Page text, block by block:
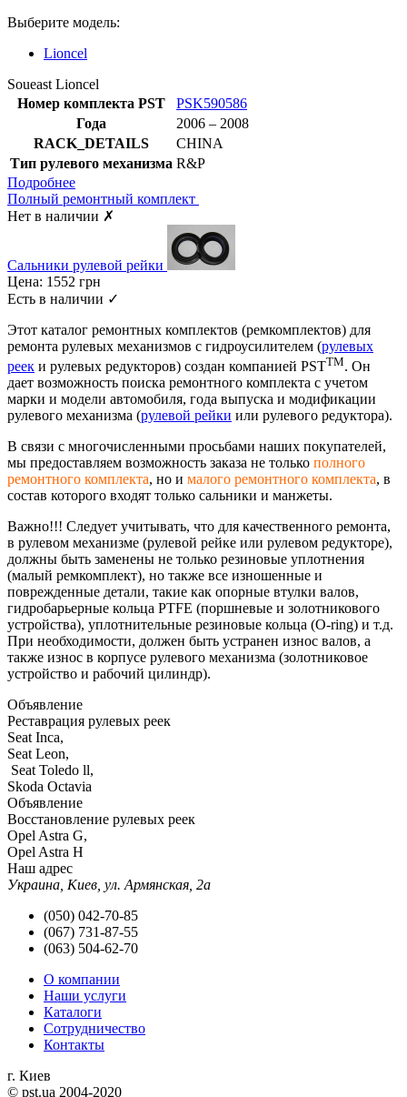
Выберите модель:
Lioncel
Soueast Lioncel
Номер комплекта PST
PSK590586
Года
2006 – 2008
RACK_DETAILS
CHINA
Тип рулевого механизма R&P
Подробнее
Полный ремонтный комплект
Нет в наличии ✗
Сальники рулевой рейки
Цена: 1552 грн
Есть в наличии ✓
Этот каталог ремонтных комплектов (ремкомплектов) для
ремонта рулевых механизмов с гидроусилителем (рулевых
реек и рулевых редукторов) создан компанией PSTTM. Он
дает возможность поиска ремонтного комплекта с учетом
марки и модели автомобиля, года выпуска и модификации
рулевого механизма (рулевой рейки или рулевого редуктора).
В связи с многочисленными просьбами наших покупателей,
мы предоставляем возможность заказа не только полного
ремонтного комплекта, но и малого ремонтного комплекта, в
состав которого входят только сальники и манжеты.
Важно!!! Следует учитывать, что для качественного ремонта,
в рулевом механизме (рулевой рейке или рулевом редукторе),
должны быть заменены не только резиновые уплотнения
(малый ремкомплект), но также все изношенные и
поврежденные детали, такие как опорные втулки валов,
гидробарьерные кольца PTFE (поршневые и золотникового
устройства), уплотнительные резиновые кольца (O-ring) и т.д.
При необходимости, должен быть устранен износ валов, а
также износ в корпусе рулевого механизма (золотниковое
устройство и рабочий цилиндр).
Объявление
Реставрация рулевых реек
Seat Inca,
Seat Leon,
Seat Toledo ll,
Skoda Octavia
Объявление
Восстановление рулевых реек
Opel Astra G,
Opel Astra H
Наш адрес
Украина, Киев, ул. Армянская, 2а
(050) 042-70-85
(067) 731-87-55
(063) 504-62-70
О компании
Наши услуги
Каталоги
Сотрудничество
Контакты
г. Киев
© pst.ua 2004-2020